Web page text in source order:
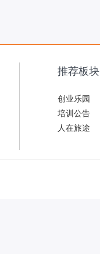
推荐板块
创业乐园
培训公告
人在旅途